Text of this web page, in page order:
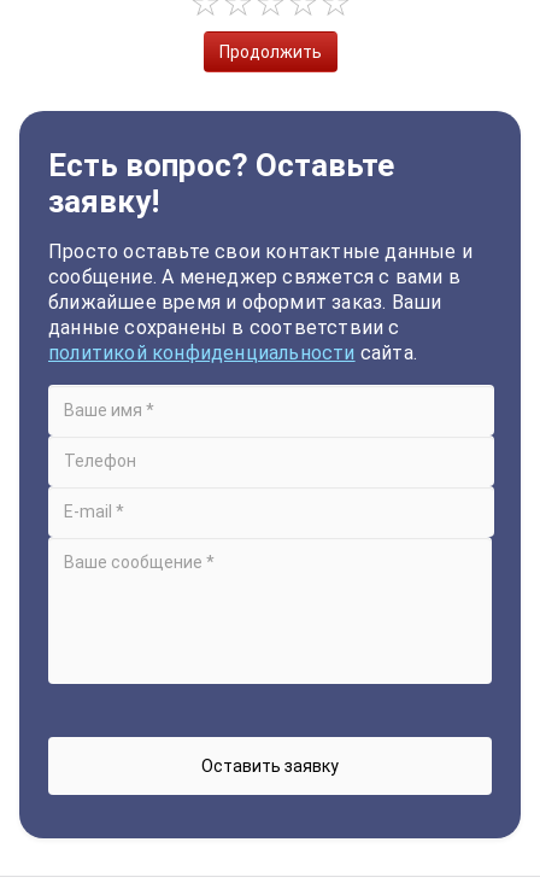
Продолжить
Есть вопрос? Оставьте
заявку!
Просто оставьте свои контактные данные и
сообщение. А менеджер свяжется с вами в
ближайшее время и оформит заказ. Ваши
данные сохранены в соответствии с
политикой конфиденциальности сайта.